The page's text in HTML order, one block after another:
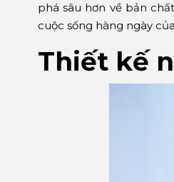
phá sâu hơn về bản
cuộc sống hàng ngày
Thiết kế